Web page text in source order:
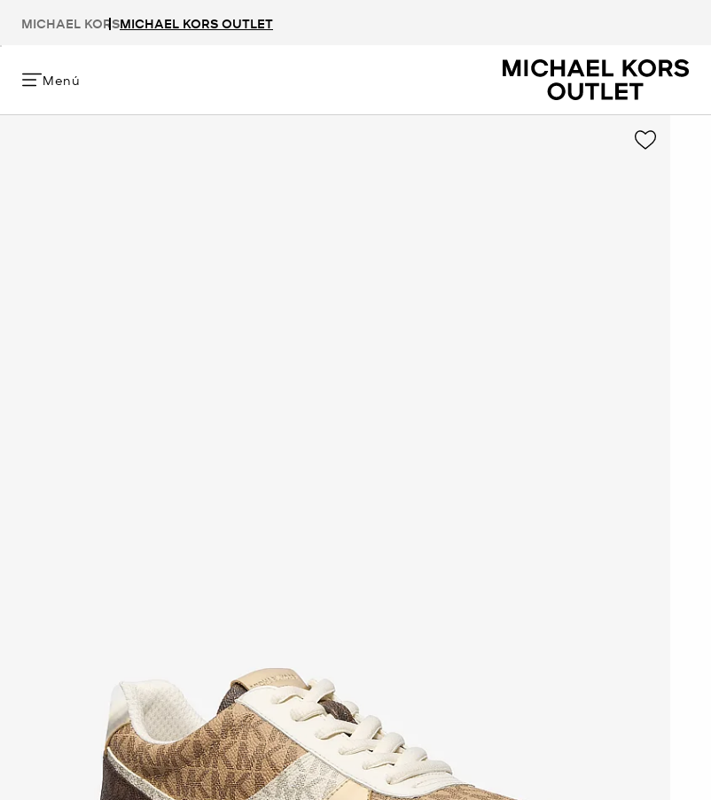
MICHAEL KORSMICHAEL KORS OUTLET
Menú